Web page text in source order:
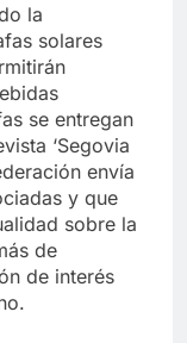
la
solares
se entregan
‘Segovia
envía
y que
sobre la
de
de interés